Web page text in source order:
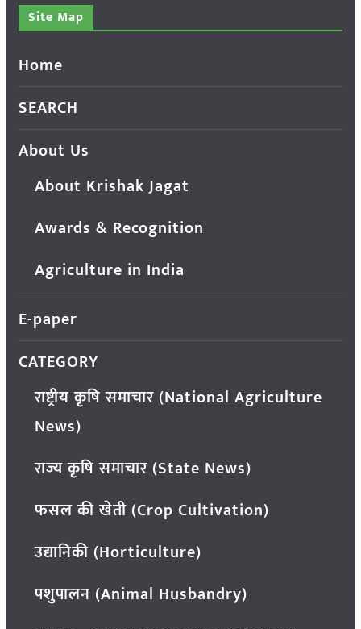
Site Map
Home
SEARCH
About Us
About Krishak Jagat
Awards & Recognition
Agriculture in India
E-paper
CATEGORY
राष्ट्रीय कृषि समाचार (National Agriculture
News)
राज्य कृषि समाचार (State News)
फसल की खेती (Crop Cultivation)
उद्यानिकी (Horticulture)
पशुपालन (Animal Husbandry)